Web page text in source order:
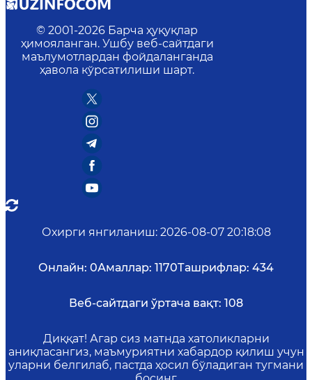
© 2001-2026 Барча ҳуқуқлар
ҳимояланган. Ушбу веб-сайтдаги
маълумотлардан фойдаланганда
ҳавола кўрсатилиши шарт.
Охирги янгиланиш: 2026-08-07 20:18:08
Онлайн: 0Амаллар: 1170Ташрифлар: 434
Веб-сайтдаги ўртача вақт: 108
Диққат! Агар сиз матнда хатоликларни
аниқласангиз, маъмуриятни хабардор қилиш учун
уларни белгилаб, пастда ҳосил бўладиган тугмани